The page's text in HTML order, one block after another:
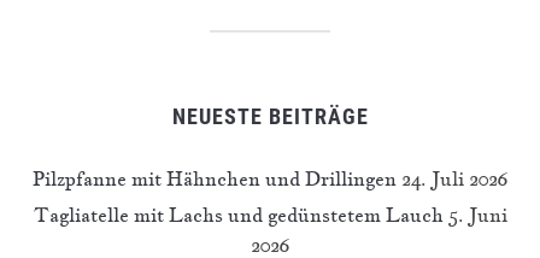
NEUESTE BEITRÄGE
Pilzpfanne mit Hähnchen und Drillingen 24. Juli 2026
Tagliatelle mit Lachs und gedünstetem Lauch 5. Juni
2026